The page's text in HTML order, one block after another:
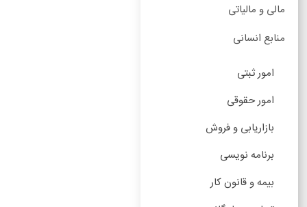
مالی و مالیاتی
منابع انسانی
امور ثبتی
امور حقوقی
بازاریابی و فروش
برنامه نویسی
بیمه و قانون کار